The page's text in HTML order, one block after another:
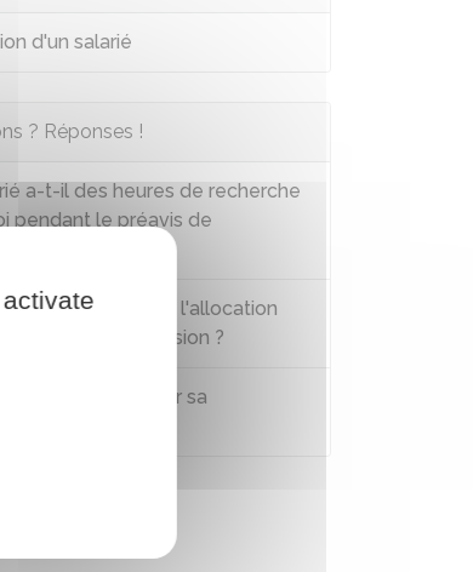
d'un salarié
? Réponses !
a-t-il des heures de recherche
pendant le préavis de
peut-il percevoir l'allocation
en cas de démission ?
peut-il revenir sur sa